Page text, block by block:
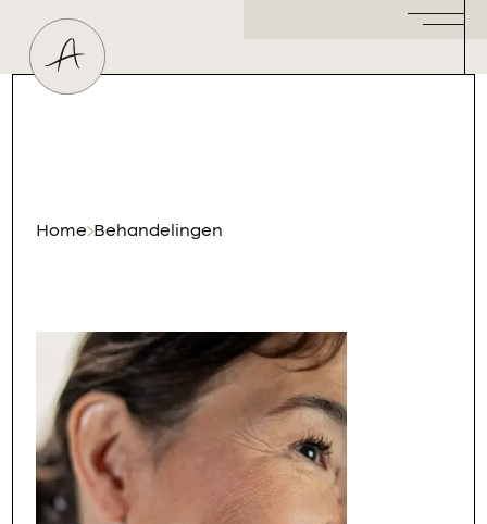
Huidtherapeut
Home Behandelingen